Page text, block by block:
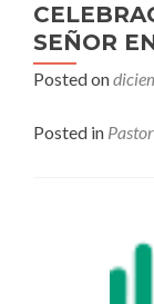
SEÑOR
Posted on
Posted in